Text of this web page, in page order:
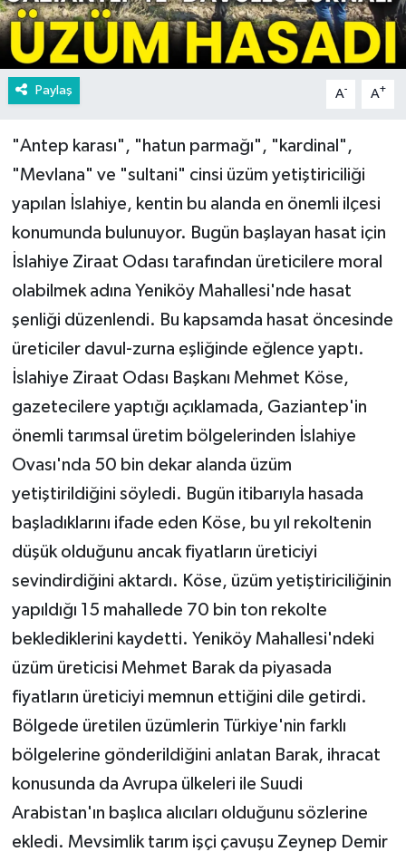
Paylaş A- A+
"Antep karası", "hatun parmağı", "kardinal",
"Mevlana" ve "sultani" cinsi üzüm yetiştiriciliği
yapılan İslahiye, kentin bu alanda en önemli ilçesi
konumunda bulunuyor. Bugün başlayan hasat için
İslahiye Ziraat Odası tarafından üreticilere moral
olabilmek adına Yeniköy Mahallesi'nde hasat
şenliği düzenlendi. Bu kapsamda hasat öncesinde
üreticiler davul-zurna eşliğinde eğlence yaptı.
İslahiye Ziraat Odası Başkanı Mehmet Köse,
gazetecilere yaptığı açıklamada, Gaziantep'in
önemli tarımsal üretim bölgelerinden İslahiye
Ovası'nda 50 bin dekar alanda üzüm
yetiştirildiğini söyledi. Bugün itibarıyla hasada
başladıklarını ifade eden Köse, bu yıl rekoltenin
düşük olduğunu ancak fiyatların üreticiyi
sevindirdiğini aktardı. Köse, üzüm yetiştiriciliğinin
yapıldığı 15 mahallede 70 bin ton rekolte
beklediklerini kaydetti. Yeniköy Mahallesi'ndeki
üzüm üreticisi Mehmet Barak da piyasada
fiyatların üreticiyi memnun ettiğini dile getirdi.
Bölgede üretilen üzümlerin Türkiye'nin farklı
bölgelerine gönderildiğini anlatan Barak, ihracat
konusunda da Avrupa ülkeleri ile Suudi
Arabistan'ın başlıca alıcıları olduğunu sözlerine
ekledi. Mevsimlik tarım işçi çavuşu Zeynep Demir